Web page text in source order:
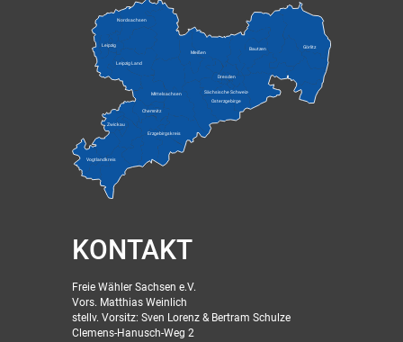
Bautzen Görlitz
Leipzig
Leipzig Land
Meißen
Erzgebirgskreis
Mittelsachsen
Nordsachsen
Osterzgebirge
Sächsische Schweiz-
Vogtlandkreis
Zwickau
Dresden
Chemnitz
KONTAKT
Freie Wähler Sachsen e.V.
Vors. Matthias Weinlich
stellv. Vorsitz: Sven Lorenz & Bertram Schulze
Clemens-Hanusch-Weg 2